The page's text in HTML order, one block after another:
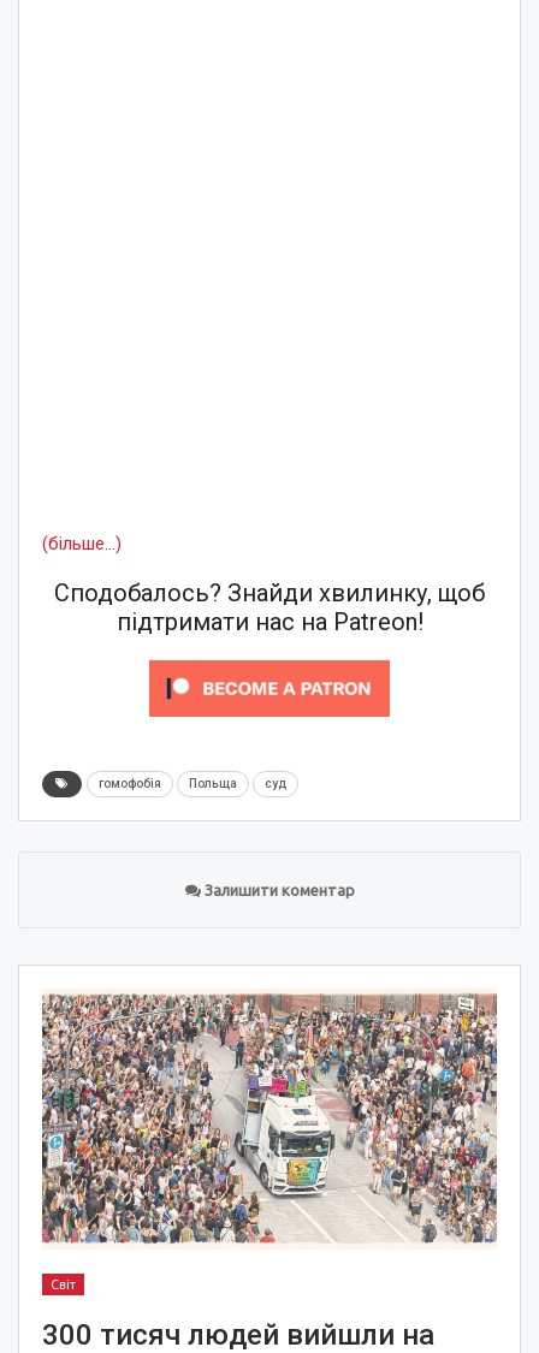
(більше…)
Сподобалось? Знайди хвилинку, щоб
підтримати нас на Patreon!
гомофобія Польща суд
Залишити коментар
Світ
300 тисяч людей вийшли на